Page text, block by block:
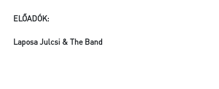
ELŐADÓK:
Laposa Julcsi & The Band